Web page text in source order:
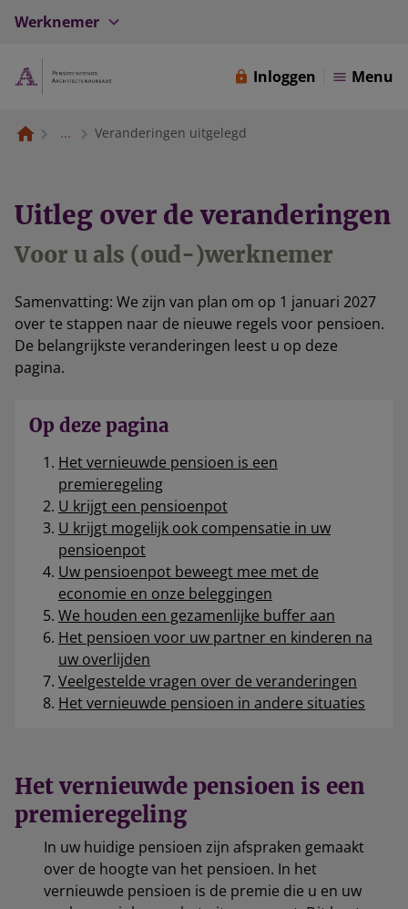
Werknemer
Inloggen Menu
... Veranderingen uitgelegd
Uitleg over de veranderingen
Voor u als (oud-)werknemer
Samenvatting: We zijn van plan om op 1 januari 2027
over te stappen naar de nieuwe regels voor pensioen.
De belangrijkste veranderingen leest u op deze
pagina.
Op deze pagina
Het vernieuwde pensioen is een
premieregeling
U krijgt een pensioenpot
U krijgt mogelijk ook compensatie in uw
pensioenpot
Uw pensioenpot beweegt mee met de
economie en onze beleggingen
We houden een gezamenlijke buffer aan
Het pensioen voor uw partner en kinderen na
uw overlijden
Veelgestelde vragen over de veranderingen
Het vernieuwde pensioen in andere situaties
Het vernieuwde pensioen is een
premieregeling
In uw huidige pensioen zijn afspraken gemaakt
over de hoogte van het pensioen. In het
vernieuwde pensioen is de premie die u en uw